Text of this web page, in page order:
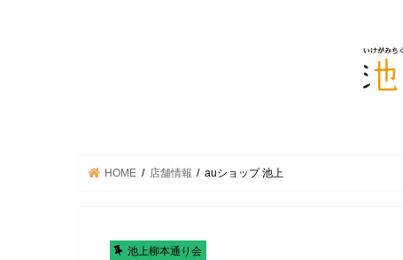
HOME 店舗情報 auショップ 池上
池上柳本通り会